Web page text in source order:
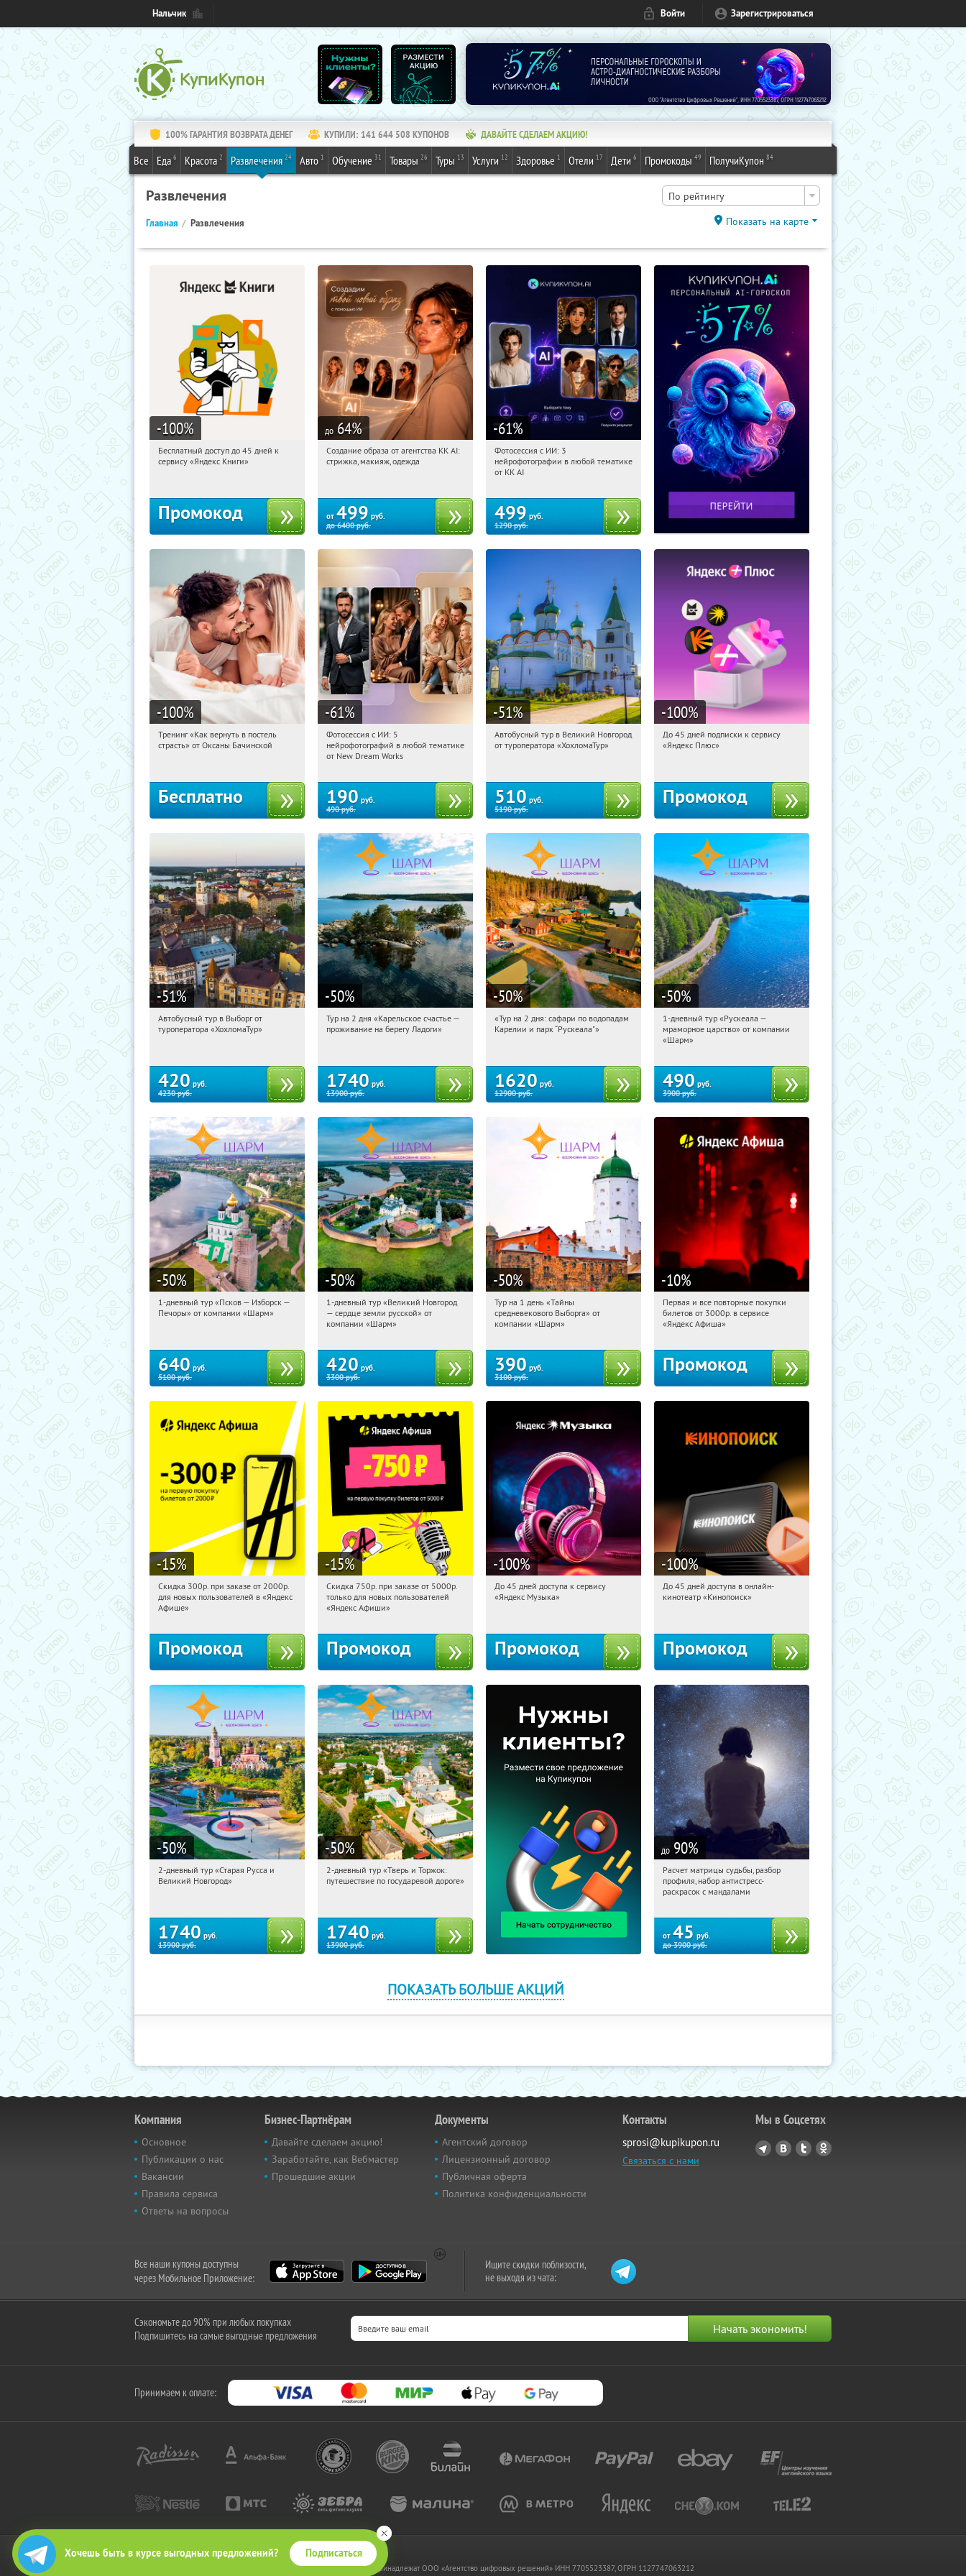
Хочешь быть в курсе выгодных предложений? Подписаться
Нальчик Войти Зарегистрироваться
100% ГАРАНТИЯ ВОЗВРАТА ДЕНЕГ КУПИЛИ: 141 644 508 КУПОНОВ ДАВАЙТЕ СДЕЛАЕМ АКЦИЮ!
Все Еда 6 Красота 2 Развлечения 24 Авто 1 Обучение 31 Товары 26 Туры 13 Услуги 12 Здоровье 1 Отели 17 Дети 6 Промокоды 49 ПолучиКупон 84
Развлечения По рейтингу
Главная Развлечения Показать на карте
-100%
07:53:28
Получи первым!
Бесплатный доступ до 45 дней к
сервису «Яндекс Книги»
Промокод
до 64%
07:53:28 Купили:64
Создание образа от агентства KK AI:
стрижка, макияж, одежда
от 499 руб.
до6400руб.
-61%
07:53:28
Россия
Фотосессия с ИИ: 3
нейрофотографии в любой тематике
от KK AI
499 руб.
1290руб.
-100%
07:53:28 Получили:
Тренинг «Как вернуть в постель
страсть» от Оксаны Бачинской
Бесплатно
-61%
07:53:28
Россия
Фотосессия с ИИ: 5
нейрофотографий в любой тематике
от New Dream Works
190 руб.
490руб.
-51%
07:53:28 Купили:2
Автобусный тур в Великий Новгород
от туроператора «ХохломаТур»
510 руб.
5190руб.
-100%
07:53:28 Получили:
До 45 дней подписки к сервису
«Яндекс Плюс»
Промокод
-51%
07:53:28 Купили:
Автобусный тур в Выборг от
туроператора «ХохломаТур»
420 руб.
4230руб.
-50%
07:53:28 Купили:39
Тур на 2 дня «Карельское счастье —
проживание на берегу Ладоги»
1740 руб.
13900руб.
-50%
07:53:28 Купили:
«Тур на 2 дня: сафари по водопадам
Карелии и парк “Рускеала"»
1620 руб.
12900руб.
-50%
07:53:28 Купили:
Достоевская
1-дневный тур «Рускеала —
мраморное царство» от компании
«Шарм»
490 руб.
3900руб.
-50%
07:53:28 Купили:12
1-дневный тур «Псков — Изборск —
Печоры» от компании «Шарм»
640 руб.
5100руб.
-50%
07:53:28 Купили:22
Достоевская
1-дневный тур «Великий Новгород
— сердце земли русской» от
компании «Шарм»
420 руб.
3300руб.
-50%
07:53:28
Достоевская
Тур на 1 день «Тайны
средневекового Выборга» от
компании «Шарм»
390 руб.
3100руб.
-10%
07:53:28 Получили:
Россия
Первая и все повторные покупки
билетов от 3000р. в сервисе
«Яндекс Афиша»
Промокод
-15%
07:53:28 Получили:65
Россия
Скидка 300р. при заказе от 2000р.
для новых пользователей в «Яндекс
Афише»
Промокод
-15%
07:53:28 Получили:114
Россия
Скидка 750р. при заказе от 5000р.
только для новых пользователей
«Яндекс Афиши»
Промокод
-100%
07:53:28 Получили:
До 45 дней доступа к сервису
«Яндекс Музыка»
Промокод
-100%
07:53:28 Получили:
До 45 дней доступа в онлайн-
кинотеатр «Кинопоиск»
Промокод
-50%
07:53:28 Купили:
2-дневный тур «Старая Русса и
Великий Новгород»
1740 руб.
13900руб.
-50%
07:53:28 Купили:
2-дневный тур «Тверь и Торжок:
путешествие по государевой дороге»
1740 руб.
13900руб.
до 90%
07:53:28 Купили:
Россия
Расчет матрицы судьбы, разбор
профиля, набор антистресс-
раскрасок с мандалами
от 45 руб.
до3900руб.
ПОКАЗАТЬ БОЛЬШЕ АКЦИЙ
Компания
Основное
Публикации о нас
Вакансии
Правила сервиса
Ответы на вопросы
Бизнес-Партнёрам
Давайте сделаем акцию!
Заработайте, как Вебмастер
Прошедшие акции
Документы
Агентский договор
Лицензионный договор
Публичная оферта
Политика конфиденциальности
Контакты
sprosi@kupikupon.ru
Связаться с нами
Мы в Соцсетях
Все наши купоны доступны
через Мобильное Приложение:
Ищите скидки поблизости,
не выходя из чата:
Сэкономьте до 90% при любых покупках
Подпишитесь на самые выгодные предложения
Принимаем к оплате:
2010-2026 © КупиКупон. Все права защищены.
Все права на товарный знак "КупиКупон" и на сайт www.kupikupon.ru принадлежат OOO «Агентство цифровых решений» ИНН 7705523387, ОГРН 1127747063212